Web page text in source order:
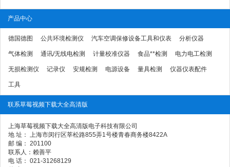
产品中心
德国德图 公共环境检测仪 汽车空调保修设备工具和仪表 分析仪器
气体检测 通讯/无线电检测 计量校准仪器 食品**检测 电力电工检测
无损检测仪 记录仪 安规检测 电源设备 量具检测 仪器仪表配件
工具
联系草莓视频下载大全高清版
上海草莓视频下载大全高清版电子科技有限公司
地 址： 上海市闵行区莘松路855弄1号楼青春商务楼8422A
邮 编： 201100
联系人：赖善平
电 话： 021-31268129